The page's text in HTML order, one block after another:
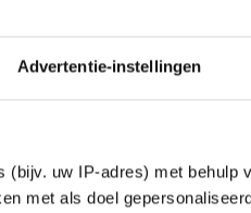
Advertentie-instellingen
(bijv. uw IP-adres) met behulp
met als doel